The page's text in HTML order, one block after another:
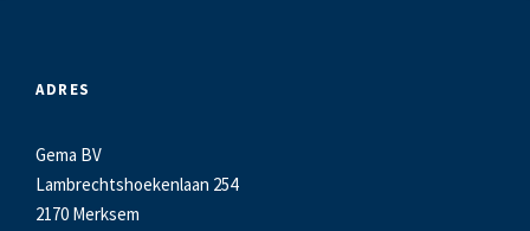
ADRES
Gema BV
Lambrechtshoekenlaan 254
2170 Merksem